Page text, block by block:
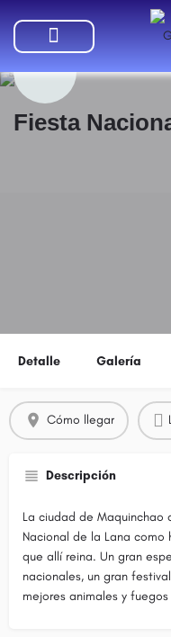
Fiesta
Detalle Galería
Cómo llegar
Descripción
La ciudad de
Nacional de la Lana
que allí reina. Un gran
nacionales, un gran
mejores animales y